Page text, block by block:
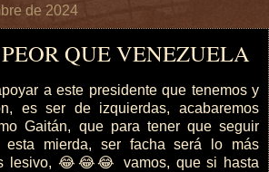
de 2024
QUE VENEZUELA
a este presidente que tenemos y
es ser de izquierdas, acabaremos
Gaitán, que para tener que seguir
esta mierda, ser facha será lo más
lesivo, 😂😂😂 vamos, que si hasta